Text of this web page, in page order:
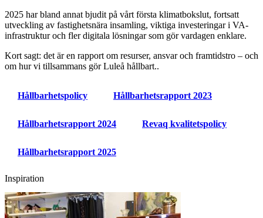
2025 har bland annat bjudit på vårt första klimatbokslut, fortsatt
utveckling av fastighetsnära insamling, viktiga investeringar i VA-
infrastruktur och fler digitala lösningar som gör vardagen enklare.
Kort sagt: det är en rapport om resurser, ansvar och framtidstro – och
om hur vi tillsammans gör Luleå hållbart..
Hållbarhetspolicy Hållbarhetsrapport 2023
Hållbarhetsrapport 2024 Revaq kvalitetspolicy
Hållbarhetsrapport 2025
Inspiration